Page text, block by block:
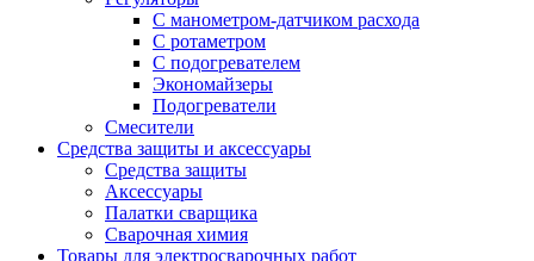
С манометром-датчиком расхода
С ротаметром
С подогревателем
Экономайзеры
Подогреватели
Смесители
Средства защиты и аксессуары
Средства защиты
Аксессуары
Палатки сварщика
Сварочная химия
Товары для электросварочных работ